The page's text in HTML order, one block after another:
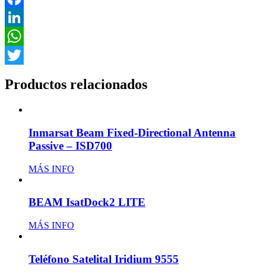
Facebook
LinkedIn
WhatsApp
Productos relacionados
Inmarsat Beam Fixed-Directional Antenna
Passive – ISD700
MÁS INFO
BEAM IsatDock2 LITE
MÁS INFO
Teléfono Satelital Iridium 9555